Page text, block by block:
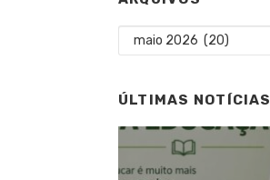
Arquivos
ÚLTIMAS NOTÍCIAS